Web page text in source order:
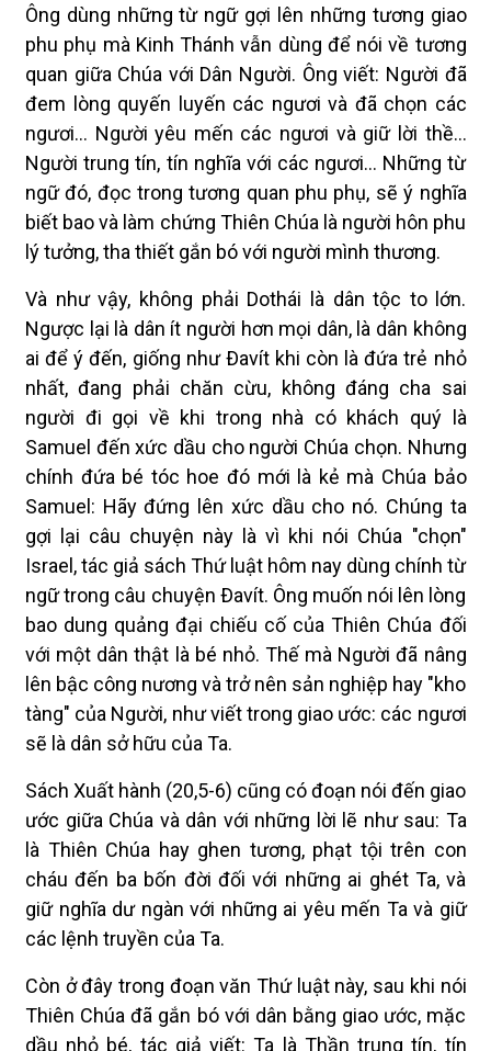
Ông dùng những từ ngữ gợi lên những tương giao
phu phụ mà Kinh Thánh vẫn dùng để nói về tương
quan giữa Chúa với Dân Người. Ông viết: Người đã
đem lòng quyến luyến các ngươi và đã chọn các
ngươi... Người yêu mến các ngươi và giữ lời thề...
Người trung tín, tín nghĩa với các ngươi... Những từ
ngữ đó, đọc trong tương quan phu phụ, sẽ ý nghĩa
biết bao và làm chứng Thiên Chúa là người hôn phu
lý tưởng, tha thiết gắn bó với người mình thương.
Và như vậy, không phải Dothái là dân tộc to lớn.
Ngược lại là dân ít người hơn mọi dân, là dân không
ai để ý đến, giống như Ðavít khi còn là đứa trẻ nhỏ
nhất, đang phải chăn cừu, không đáng cha sai
người đi gọi về khi trong nhà có khách quý là
Samuel đến xức dầu cho người Chúa chọn. Nhưng
chính đứa bé tóc hoe đó mới là kẻ mà Chúa bảo
Samuel: Hãy đứng lên xức dầu cho nó. Chúng ta
gợi lại câu chuyện này là vì khi nói Chúa "chọn"
Israel, tác giả sách Thứ luật hôm nay dùng chính từ
ngữ trong câu chuyện Ðavít. Ông muốn nói lên lòng
bao dung quảng đại chiếu cố của Thiên Chúa đối
với một dân thật là bé nhỏ. Thế mà Người đã nâng
lên bậc công nương và trở nên sản nghiệp hay "kho
tàng" của Người, như viết trong giao ước: các ngươi
sẽ là dân sở hữu của Ta.
Sách Xuất hành (20,5-6) cũng có đoạn nói đến giao
ước giữa Chúa và dân với những lời lẽ như sau: Ta
là Thiên Chúa hay ghen tương, phạt tội trên con
cháu đến ba bốn đời đối với những ai ghét Ta, và
giữ nghĩa dư ngàn với những ai yêu mến Ta và giữ
các lệnh truyền của Ta.
Còn ở đây trong đoạn văn Thứ luật này, sau khi nói
Thiên Chúa đã gắn bó với dân bằng giao ước, mặc
dầu nhỏ bé, tác giả viết: Ta là Thần trung tín, tín